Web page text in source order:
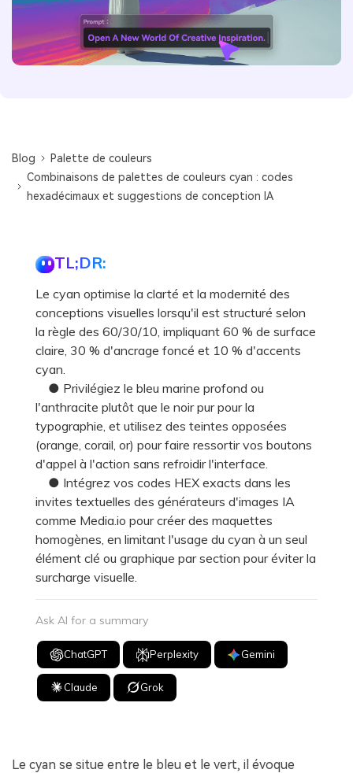
Blog
Palette de couleurs
Combinaisons de palettes de couleurs cyan : codes
hexadécimaux et suggestions de conception IA
TL;DR:
Le cyan optimise la clarté et la modernité des
conceptions visuelles lorsqu'il est structuré selon
la règle des 60/30/10, impliquant 60 % de surface
claire, 30 % d'ancrage foncé et 10 % d'accents
cyan.
● Privilégiez le bleu marine profond ou
l'anthracite plutôt que le noir pur pour la
typographie, et utilisez des teintes opposées
(orange, corail, or) pour faire ressortir vos boutons
d'appel à l'action sans refroidir l'interface.
● Intégrez vos codes HEX exacts dans les
invites textuelles des générateurs d'images IA
comme Media.io pour créer des maquettes
homogènes, en limitant l'usage du cyan à un seul
élément clé ou graphique par section pour éviter la
surcharge visuelle.
Ask AI for a summary
ChatGPT Perplexity Gemini
Claude Grok
Le cyan se situe entre le bleu et le vert, il évoque